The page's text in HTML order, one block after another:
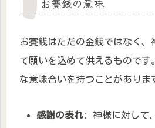
お賽銭はただの金銭ではなく、
て願いを込めて供えるものです
な意味合いを持つことがありま
感謝の表れ: 神様に対して